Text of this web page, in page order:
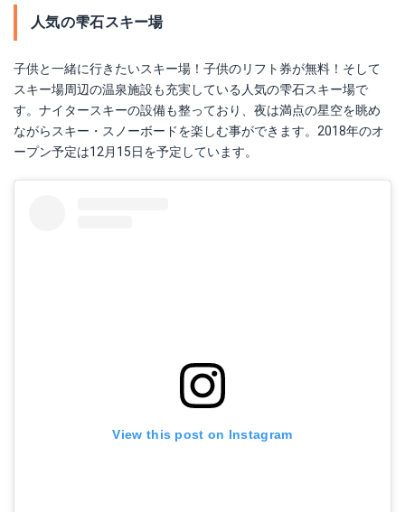
人気の雫石スキー場
子供と一緒に行きたいスキー場！子供のリフト券が無料！そして
スキー場周辺の温泉施設も充実している人気の雫石スキー場で
す。ナイタースキーの設備も整っており、夜は満点の星空を眺め
ながらスキー・スノーボードを楽しむ事ができます。2018年のオ
ープン予定は12月15日を予定しています。
View this post on Instagram